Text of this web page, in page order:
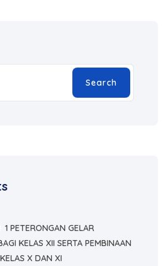
Search
PETERONGAN GELAR
KELAS XII SERTA PEMBINAAN
X DAN XI